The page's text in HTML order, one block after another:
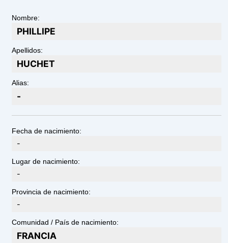
Nombre:
PHILLIPE
Apellidos:
HUCHET
Alias:
-
Fecha de nacimiento:
-
Lugar de nacimiento:
-
Provincia de nacimiento:
-
Comunidad / País de nacimiento:
FRANCIA